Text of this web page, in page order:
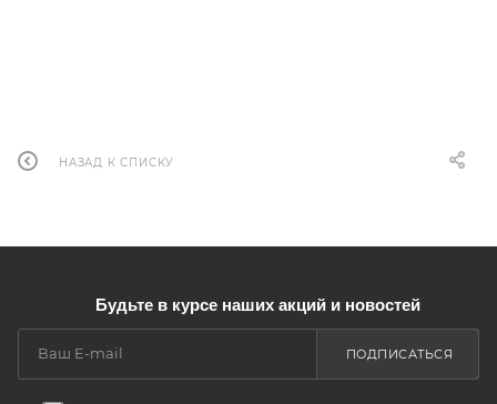
НАЗАД К СПИСКУ
Будьте в курсе наших акций и новостей
ПОДПИСАТЬСЯ